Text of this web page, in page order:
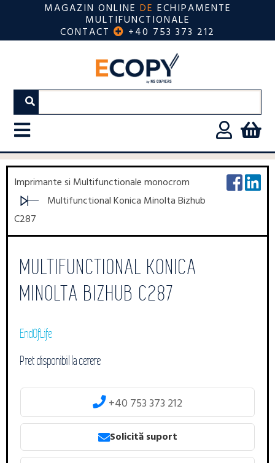
MAGAZIN ONLINE DE ECHIPAMENTE
MULTIFUNCTIONALE
CONTACT +40 753 373 212
Imprimante si Multifunctionale monocrom
Multifunctional Konica Minolta Bizhub
C287
MULTIFUNCTIONAL KONICA
MINOLTA BIZHUB C287
EndOfLife
Pret disponibil la cerere
+40 753 373 212
Solicită suport